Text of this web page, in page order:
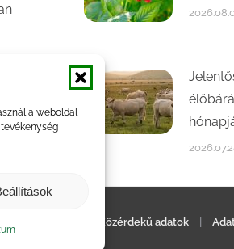
a weboldal
Közérdekű adatok